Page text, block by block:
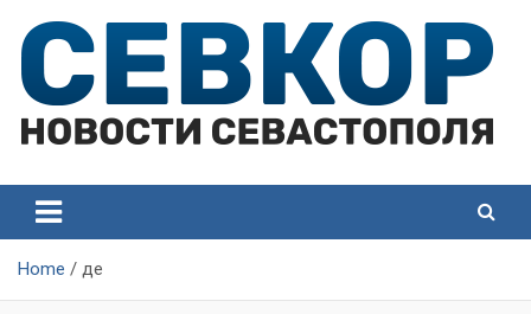
content
Севастополя
Севастополя
Home де